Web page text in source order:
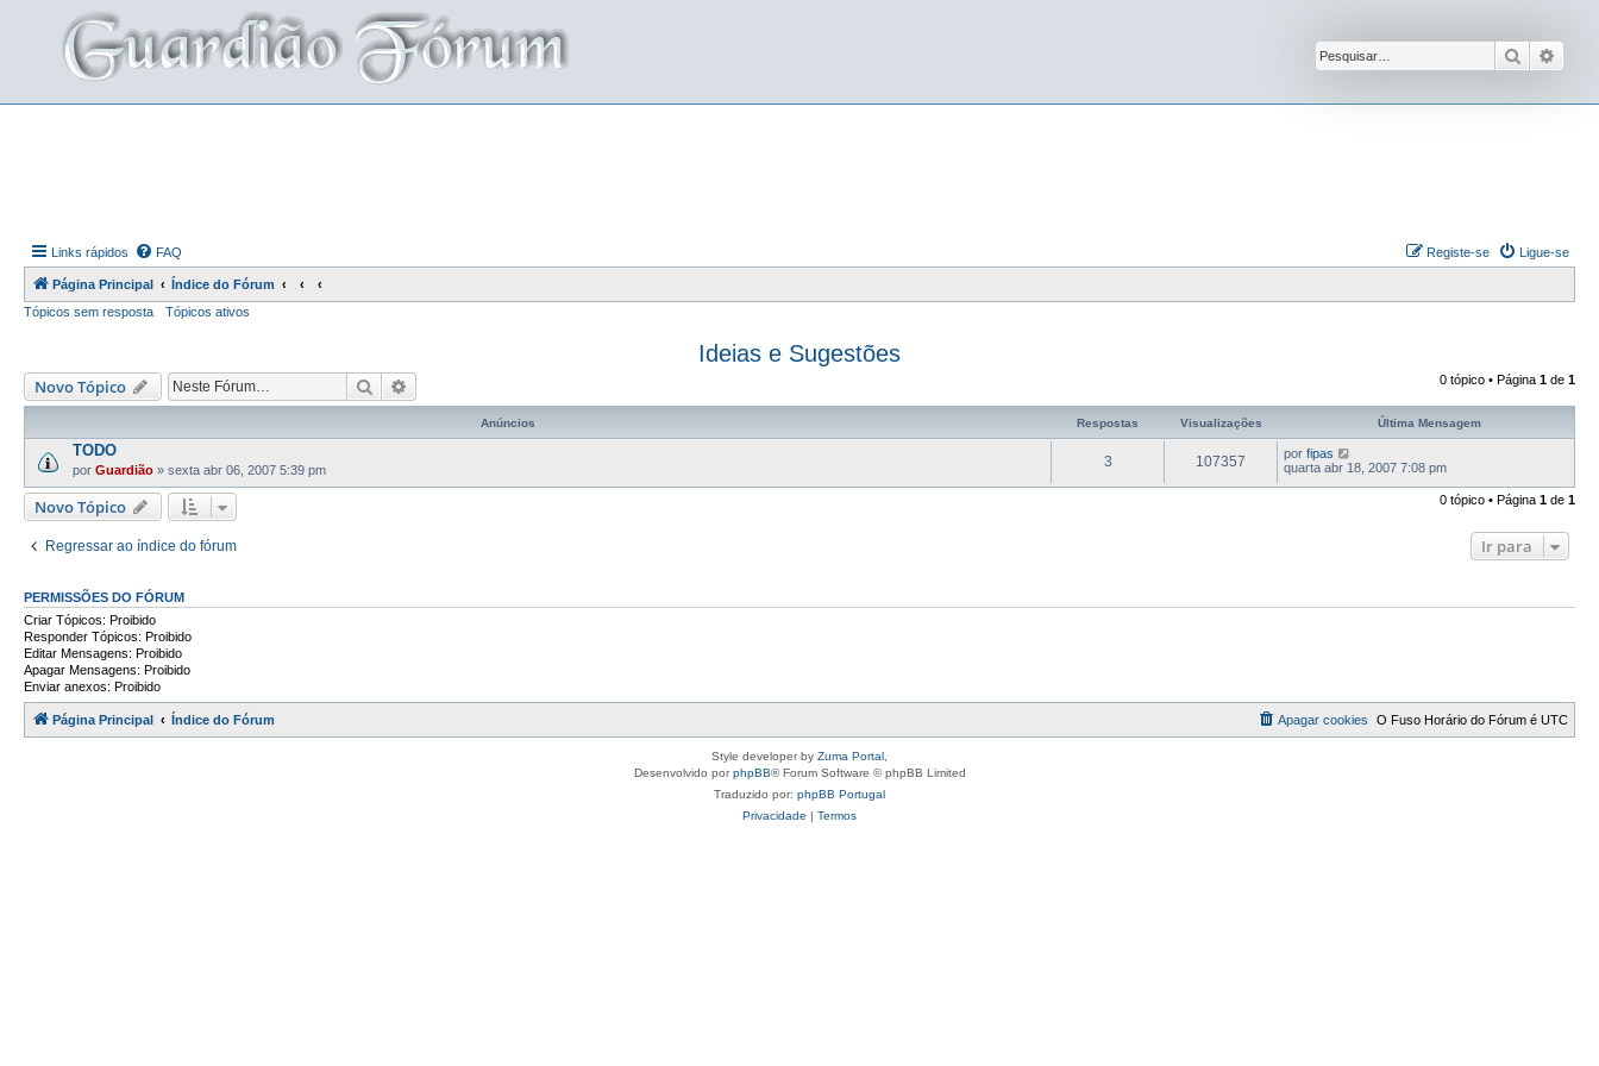
Pesquisar
Links rápidos FAQ Ligue-se
Registe-se
Página Principal
Índice do Fórum
Tópicos sem resposta
Tópicos ativos
Ideias e Sugestões
Novo Tópico Pesquisar 0 tópico • Página 1 de 1
Anúncios Respostas Visualizações Última Mensagem
TODO
por Guardião » sexta abr 06, 2007 5:39 pm
3 107357 por fipas
quarta abr 18, 2007 7:08 pm
Novo Tópico 0 tópico • Página 1 de 1
Regressar ao índice do fórum Ir para
PERMISSÕES DO FÓRUM
Criar Tópicos: Proibido
Responder Tópicos: Proibido
Editar Mensagens: Proibido
Apagar Mensagens: Proibido
Enviar anexos: Proibido
Página Principal Índice do Fórum O Fuso Horário do Fórum é UTC
Apagar cookies
Style developer by Zuma Portal
Desenvolvido porphpBB® Forum Software © phpBB Limited
Traduzido por: phpBB Portugal
Privacidade | Termos